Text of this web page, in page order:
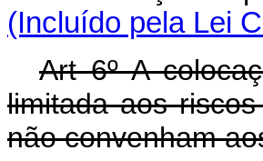
(Incluído pela Lei
Art 6º A
limitada aos
não convenham